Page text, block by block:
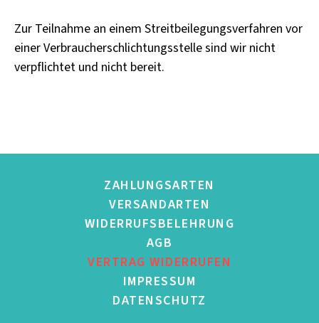
Zur Teilnahme an einem Streitbeilegungsverfahren vor
einer Verbraucherschlichtungsstelle sind wir nicht
verpflichtet und nicht bereit.
ZAHLUNGSARTEN
VERSANDARTEN
WIDERRUFSBELEHRUNG
AGB
VERTRAG WIDERRUFEN
IMPRESSUM
DATENSCHUTZ